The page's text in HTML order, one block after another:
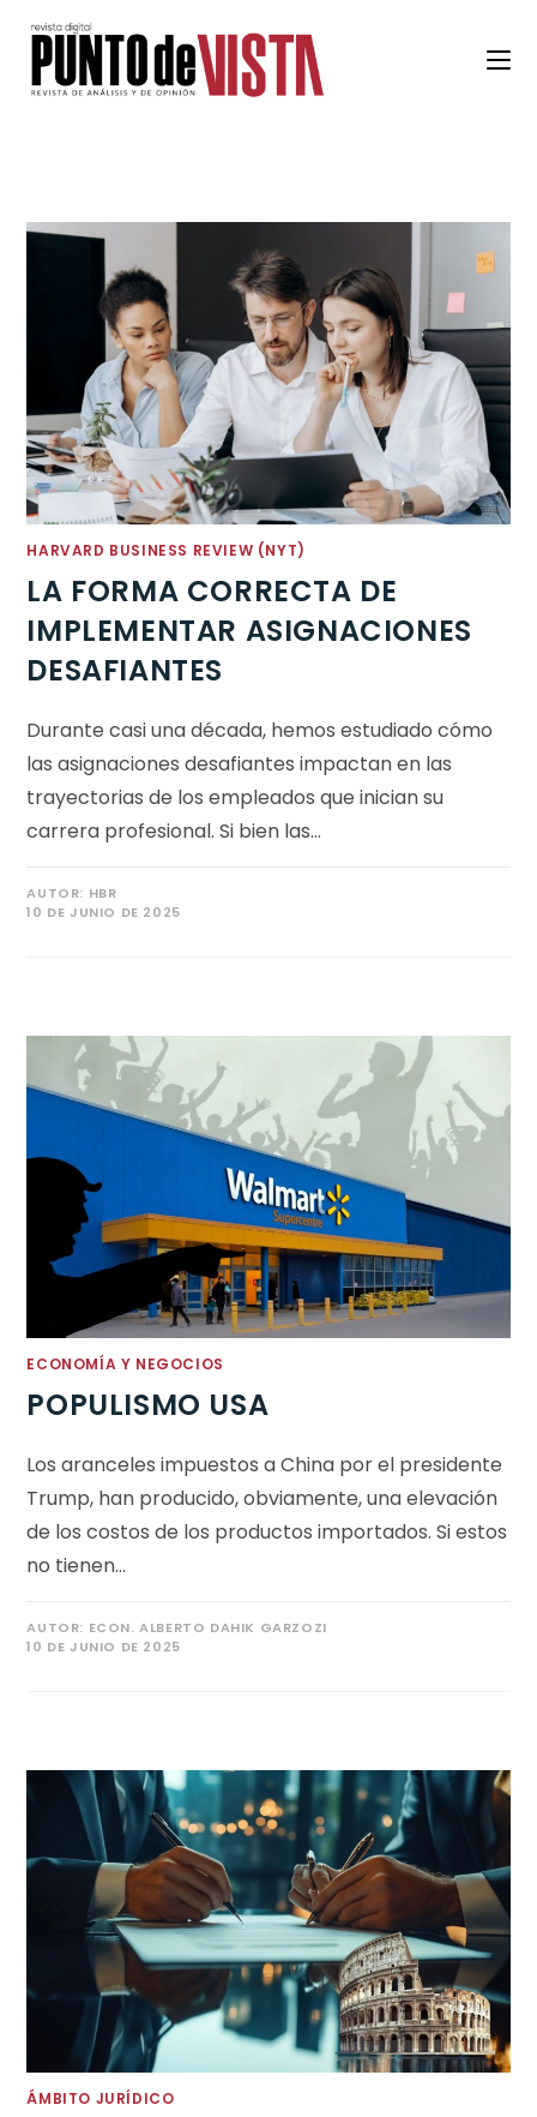
HARVARD BUSINESS REVIEW (NYT)
LA FORMA CORRECTA DE
IMPLEMENTAR ASIGNACIONES
DESAFIANTES
Durante casi una década, hemos estudiado cómo
las asignaciones desafiantes impactan en las
trayectorias de los empleados que inician su
carrera profesional. Si bien las…
AUTOR: HBR
10 DE JUNIO DE 2025
ECONOMÍA Y NEGOCIOS
POPULISMO USA
Los aranceles impuestos a China por el presidente
Trump, han producido, obviamente, una elevación
de los costos de los productos importados. Si estos
no tienen…
AUTOR: ECON. ALBERTO DAHIK GARZOZI
10 DE JUNIO DE 2025
ÁMBITO JURÍDICO